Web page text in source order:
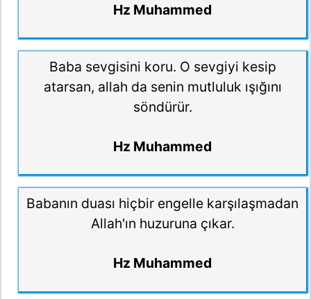
Hz Muhammed
Baba sevgisini koru. O sevgiyi kesip
atarsan, allah da senin mutluluk ışığını
söndürür.
Hz Muhammed
Babanın duası hiçbir engelle karşılaşmadan
Allah'ın huzuruna çıkar.
Hz Muhammed